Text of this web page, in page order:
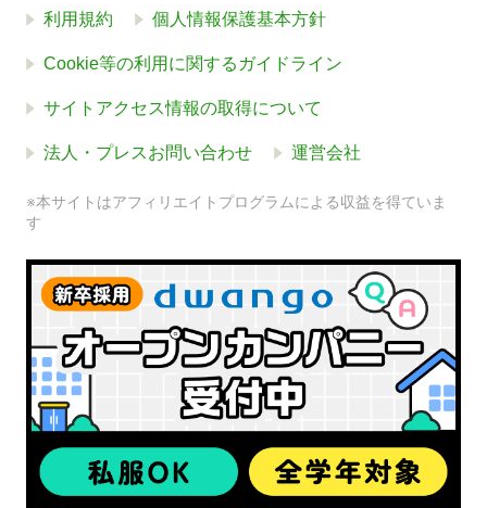
利用規約 個人情報保護基本方針
Cookie等の利用に関するガイドライン
サイトアクセス情報の取得について
法人・プレスお問い合わせ 運営会社
※本サイトはアフィリエイトプログラムによる収益を得ていま
す